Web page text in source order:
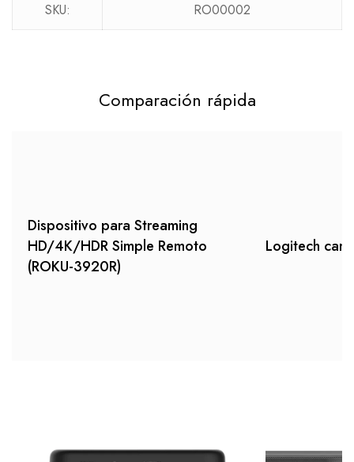
SKU: RO00002
Comparación rápida
Dispositivo para Streaming
HD/4K/HDR Simple Remoto
(ROKU-3920R)
Logitech